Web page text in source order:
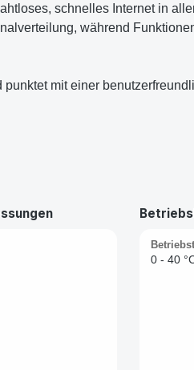
schnelles Internet in
während
mit einer
0 - 40